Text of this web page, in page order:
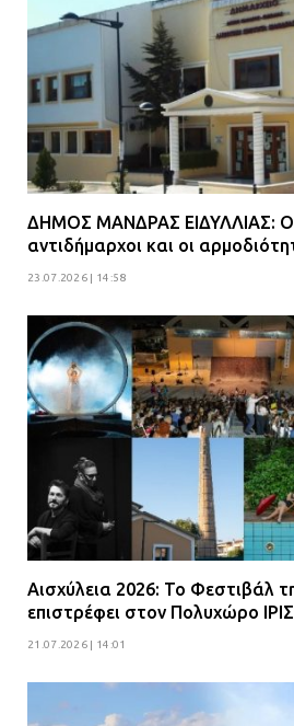
ΔΗΜΟΣ ΜΑΝΔΡΑΣ ΕΙΔΥΛΛΙΑΣ:
αντιδήμαρχοι και οι
23.07.2026 | 14:58
Αισχύλεια 2026: Το Φεστιβάλ
επιστρέφει στον Πολυχώρο ΙΡΙΣ
21.07.2026 | 14:01